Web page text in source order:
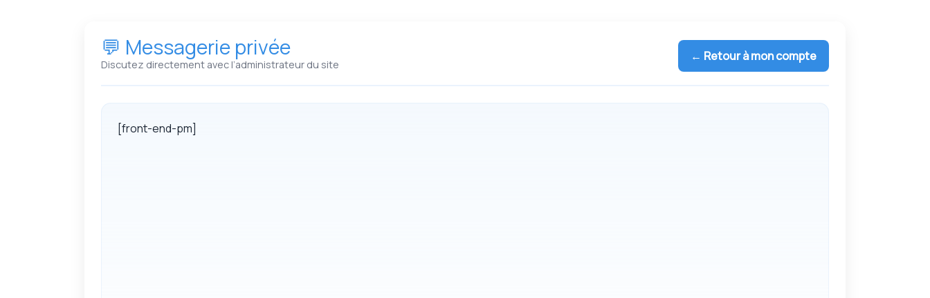
💬 Messagerie privée
Discutez directement avec l’administrateur du site
← Retour à mon compte
[front-end-pm]